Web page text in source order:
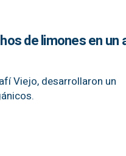
de limones en un
Viejo, desarrollaron un